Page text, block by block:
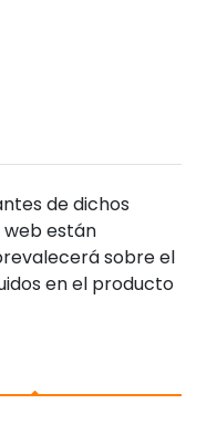
de dichos
web están
sobre el
en el producto